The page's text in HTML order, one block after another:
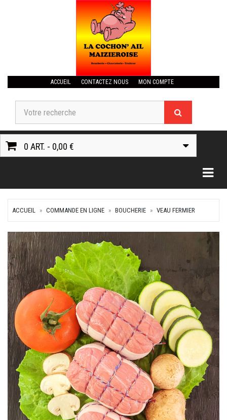
ACCUEIL CONTACTEZ NOUS MON COMPTE
0 ART. - 0,00 €
ACCUEIL COMMANDE EN LIGNE BOUCHERIE VEAU FERMIER